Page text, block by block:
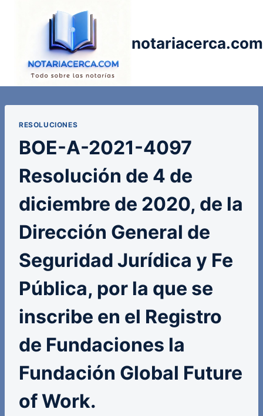
notariacerca.com
RESOLUCIONES
BOE-A-2021-4097
Resolución de 4 de
diciembre de 2020, de la
Dirección General de
Seguridad Jurídica y Fe
Pública, por la que se
inscribe en el Registro
de Fundaciones la
Fundación Global Future
of Work.